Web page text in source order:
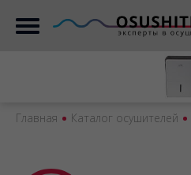
Главная Каталог осушителей